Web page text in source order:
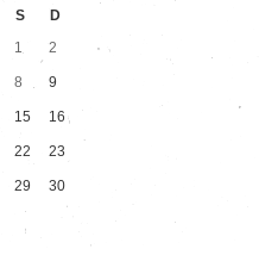
S
D
1
2
8 9
15 16
22 23
29 30